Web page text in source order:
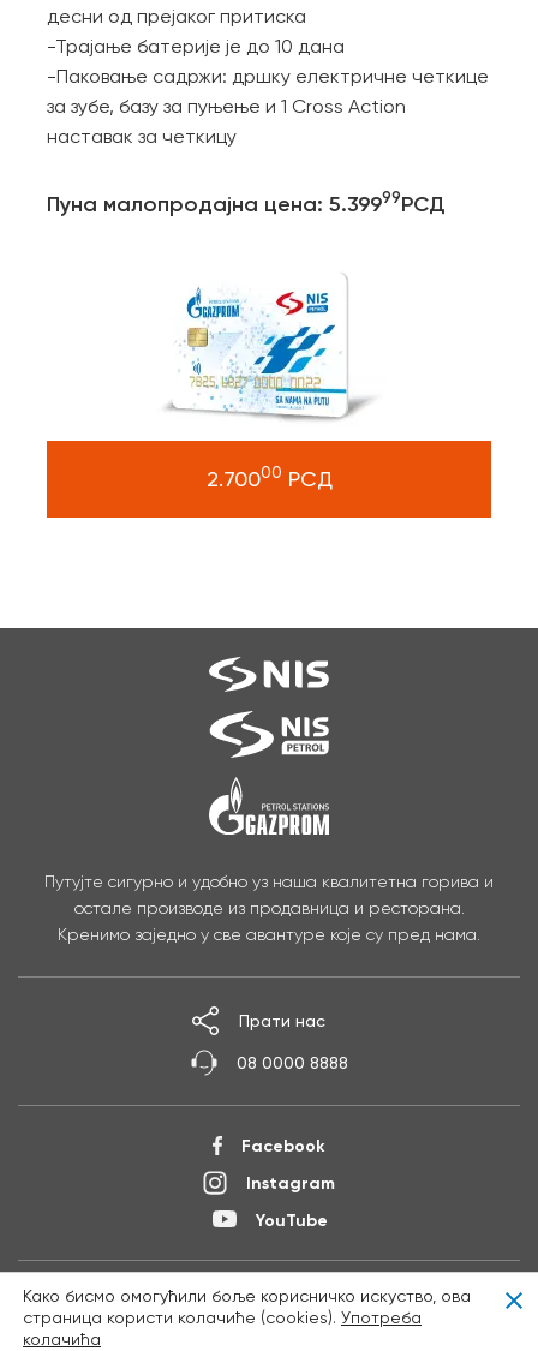
десни од прејаког притиска
-Трајање батерије је до 10 дана
-Паковање садржи: дршку електричне четкице
за зубе, базу за пуњење и 1 Cross Action
наставaк за четкицу
Пуна малопродајна цена: 5.39999РСД
2.70000 РСД
Путујте сигурно и удобно уз наша квалитетна горива и
остале производе из продавница и ресторана.
Кренимо заједно у све авантуре које су пред нама.
Facebook
Instagram
YouTube
Прати нас
08 0000 8888
О нама
Како бисмо омогућили боље корисничко искуство, ова
страница користи колачиће (cookies). Употреба
колачића